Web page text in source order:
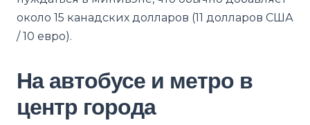
около 15 канадских долларов (11 долларов США
/ 10 евро).
На автобусе и метро в
центр города